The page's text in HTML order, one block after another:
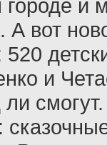
и
А вот
520
и
ли